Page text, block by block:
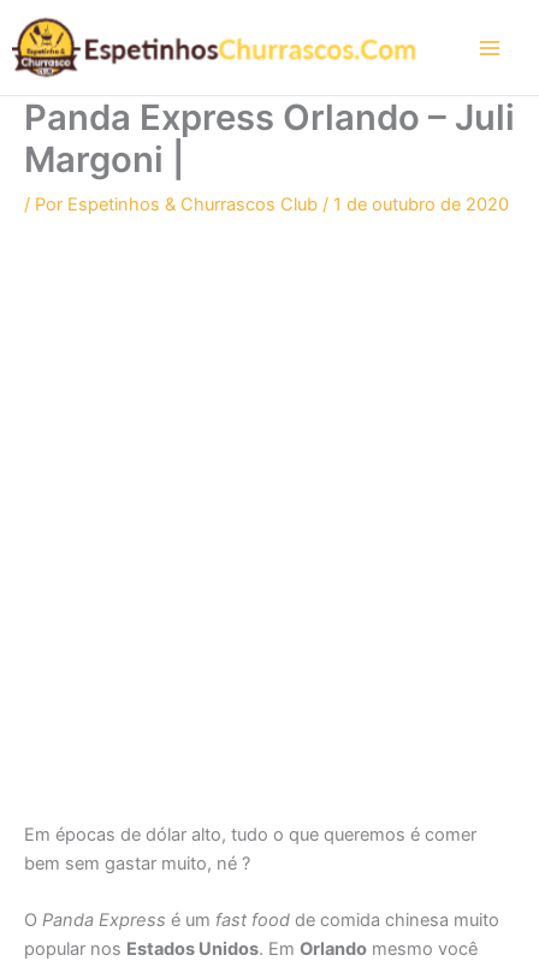
para
conteúdo
Panda Express Orlando – Juli
Margoni |
/ Por Espetinhos & Churrascos Club / 1 de outubro de 2020
Em épocas de dólar alto, tudo o que queremos é comer
bem sem gastar muito, né ?
O Panda Express é um fast food de comida chinesa muito
popular nos Estados Unidos. Em Orlando mesmo você